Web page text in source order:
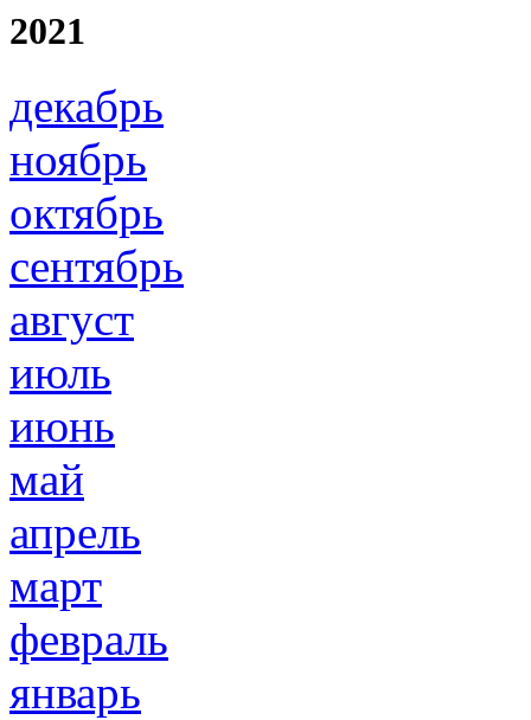
2021
декабрь
ноябрь
октябрь
сентябрь
август
июль
июнь
май
апрель
март
февраль
январь